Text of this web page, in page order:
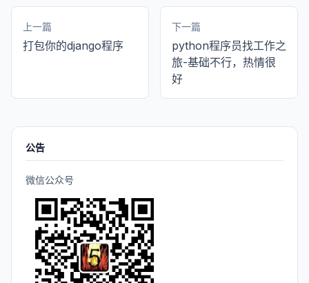
上一篇
打包你的django程序
下一篇
python程序员找工作之
旅-基础不行，热情很
好
公告
微信公众号